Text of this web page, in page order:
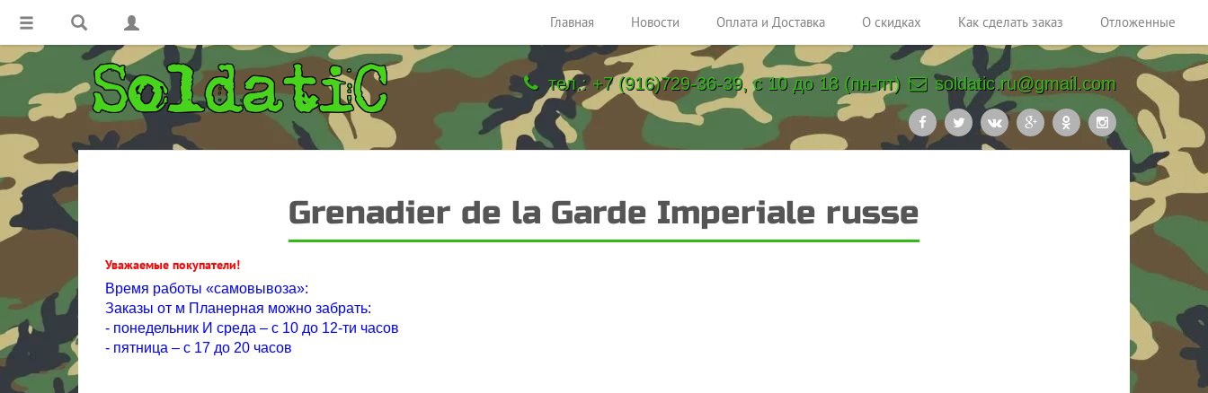
Главная Новости Оплата и Доставка О скидках Как сделать заказ Отложенные
тел.: +7 (916)729-36-39, с 10 до 18 (пн-пт) soldatic.ru@gmail.com
Grenadier de la Garde Imperiale russe
Уважаемые покупатели!
Время работы «самовывоза»:
Заказы от м Планерная можно забрать:
- понедельник И среда – с 10 до 12-ти часов
- пятница – с 17 до 20 часов